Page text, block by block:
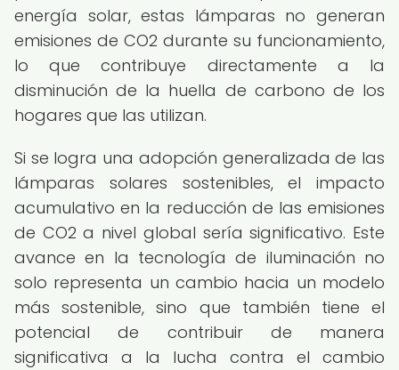
energía solar, estas lámparas no generan
emisiones de CO2 durante su funcionamiento,
lo que contribuye directamente a la
disminución de la huella de carbono de los
hogares que las utilizan.
Si se logra una adopción generalizada de las
lámparas solares sostenibles, el impacto
acumulativo en la reducción de las emisiones
de CO2 a nivel global sería significativo. Este
avance en la tecnología de iluminación no
solo representa un cambio hacia un modelo
más sostenible, sino que también tiene el
potencial de contribuir de manera
significativa a la lucha contra el cambio